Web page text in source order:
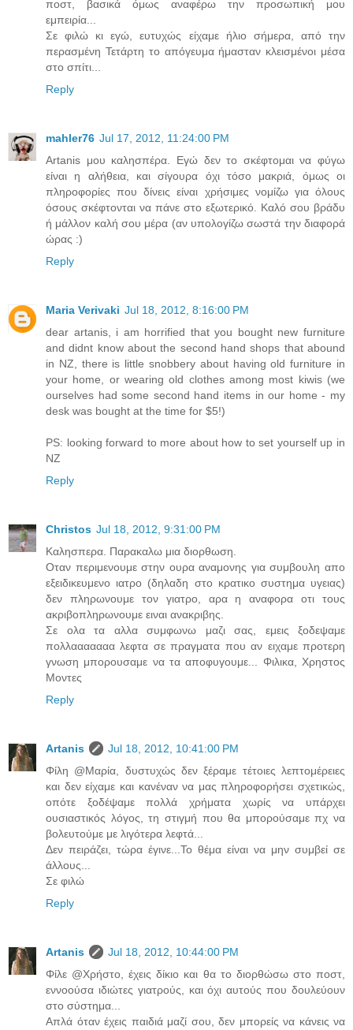
ποστ, βασικά όμως αναφέρω την προσωπική μου
εμπειρία...
Σε φιλώ κι εγώ, ευτυχώς είχαμε ήλιο σήμερα, από την
περασμένη Τετάρτη το απόγευμα ήμασταν κλεισμένοι μέσα
στο σπίτι...
Reply
mahler76 Jul 17, 2012, 11:24:00 PM
Artanis μου καλησπέρα. Εγώ δεν το σκέφτομαι να φύγω
είναι η αλήθεια, και σίγουρα όχι τόσο μακριά, όμως οι
πληροφορίες που δίνεις είναι χρήσιμες νομίζω για όλους
όσους σκέφτονται να πάνε στο εξωτερικό. Καλό σου βράδυ
ή μάλλον καλή σου μέρα (αν υπολογίζω σωστά την διαφορά
ώρας :)
Reply
Maria Verivaki Jul 18, 2012, 8:16:00 PM
dear artanis, i am horrified that you bought new furniture
and didnt know about the second hand shops that abound
in NZ, there is little snobbery about having old furniture in
your home, or wearing old clothes among most kiwis (we
ourselves had some second hand items in our home - my
desk was bought at the time for $5!)
PS: looking forward to more about how to set yourself up in
NZ
Reply
Christos Jul 18, 2012, 9:31:00 PM
Καλησπερα. Παρακαλω μια διορθωση.
Οταν περιμενουμε στην ουρα αναμονης για συμβουλη απο
εξειδικευμενο ιατρο (δηλαδη στο κρατικο συστημα υγειας)
δεν πληρωνουμε τον γιατρο, αρα η αναφορα οτι τους
ακριβοπληρωνουμε ειναι ανακριβης.
Σε ολα τα αλλα συμφωνω μαζι σας, εμεις ξοδεψαμε
πολλααααααα λεφτα σε πραγματα που αν ειχαμε προτερη
γνωση μπορουσαμε να τα αποφυγουμε... Φιλικα, Χρηστος
Μοντες
Reply
Artanis
Jul 18, 2012, 10:41:00 PM
Φίλη @Μαρία, δυστυχώς δεν ξέραμε τέτοιες λεπτομέρειες
και δεν είχαμε και κανέναν να μας πληροφορήσει σχετικώς,
οπότε ξοδέψαμε πολλά χρήματα χωρίς να υπάρχει
ουσιαστικός λόγος, τη στιγμή που θα μπορούσαμε πχ να
βολευτούμε με λιγότερα λεφτά...
Δεν πειράζει, τώρα έγινε...Το θέμα είναι να μην συμβεί σε
άλλους...
Σε φιλώ
Reply
Artanis
Jul 18, 2012, 10:44:00 PM
Φίλε @Χρήστο, έχεις δίκιο και θα το διορθώσω στο ποστ,
εννοούσα ιδιώτες γιατρούς, και όχι αυτούς που δουλεύουν
στο σύστημα...
Απλά όταν έχεις παιδιά μαζί σου, δεν μπορείς να κάνεις να